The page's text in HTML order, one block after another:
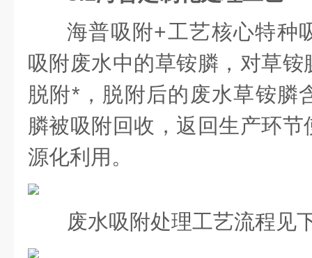
海普吸附+工艺核心特种
吸附废水中的草铵膦，对草
脱附*，脱附后的废水草铵膦
膦被吸附回收，返回生产环
源化利用。
废水吸附处理工艺流程见